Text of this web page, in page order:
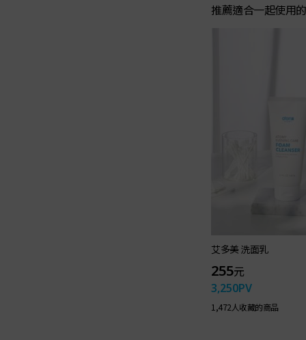
推薦適合一起使用
艾多美 洗面乳
255元
3,250PV
1,472人收藏的商品